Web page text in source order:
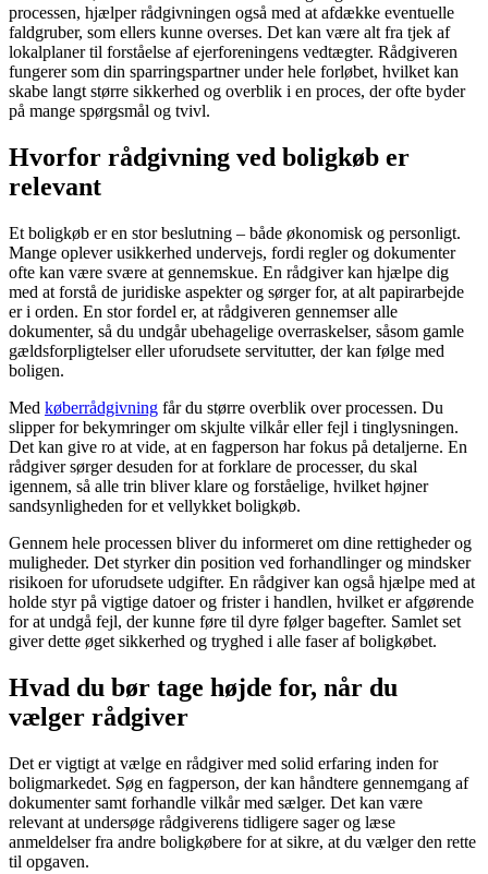
processen, hjælper rådgivningen også med at afdække eventuelle
faldgruber, som ellers kunne overses. Det kan være alt fra tjek af
lokalplaner til forståelse af ejerforeningens vedtægter. Rådgiveren
fungerer som din sparringspartner under hele forløbet, hvilket kan
skabe langt større sikkerhed og overblik i en proces, der ofte byder
på mange spørgsmål og tvivl.
Hvorfor rådgivning ved boligkøb er
relevant
Et boligkøb er en stor beslutning – både økonomisk og personligt.
Mange oplever usikkerhed undervejs, fordi regler og dokumenter
ofte kan være svære at gennemskue. En rådgiver kan hjælpe dig
med at forstå de juridiske aspekter og sørger for, at alt papirarbejde
er i orden. En stor fordel er, at rådgiveren gennemser alle
dokumenter, så du undgår ubehagelige overraskelser, såsom gamle
gældsforpligtelser eller uforudsete servitutter, der kan følge med
boligen.
Med køberrådgivning får du større overblik over processen. Du
slipper for bekymringer om skjulte vilkår eller fejl i tinglysningen.
Det kan give ro at vide, at en fagperson har fokus på detaljerne. En
rådgiver sørger desuden for at forklare de processer, du skal
igennem, så alle trin bliver klare og forståelige, hvilket højner
sandsynligheden for et vellykket boligkøb.
Gennem hele processen bliver du informeret om dine rettigheder og
muligheder. Det styrker din position ved forhandlinger og mindsker
risikoen for uforudsete udgifter. En rådgiver kan også hjælpe med at
holde styr på vigtige datoer og frister i handlen, hvilket er afgørende
for at undgå fejl, der kunne føre til dyre følger bagefter. Samlet set
giver dette øget sikkerhed og tryghed i alle faser af boligkøbet.
Hvad du bør tage højde for, når du
vælger rådgiver
Det er vigtigt at vælge en rådgiver med solid erfaring inden for
boligmarkedet. Søg en fagperson, der kan håndtere gennemgang af
dokumenter samt forhandle vilkår med sælger. Det kan være
relevant at undersøge rådgiverens tidligere sager og læse
anmeldelser fra andre boligkøbere for at sikre, at du vælger den rette
til opgaven.